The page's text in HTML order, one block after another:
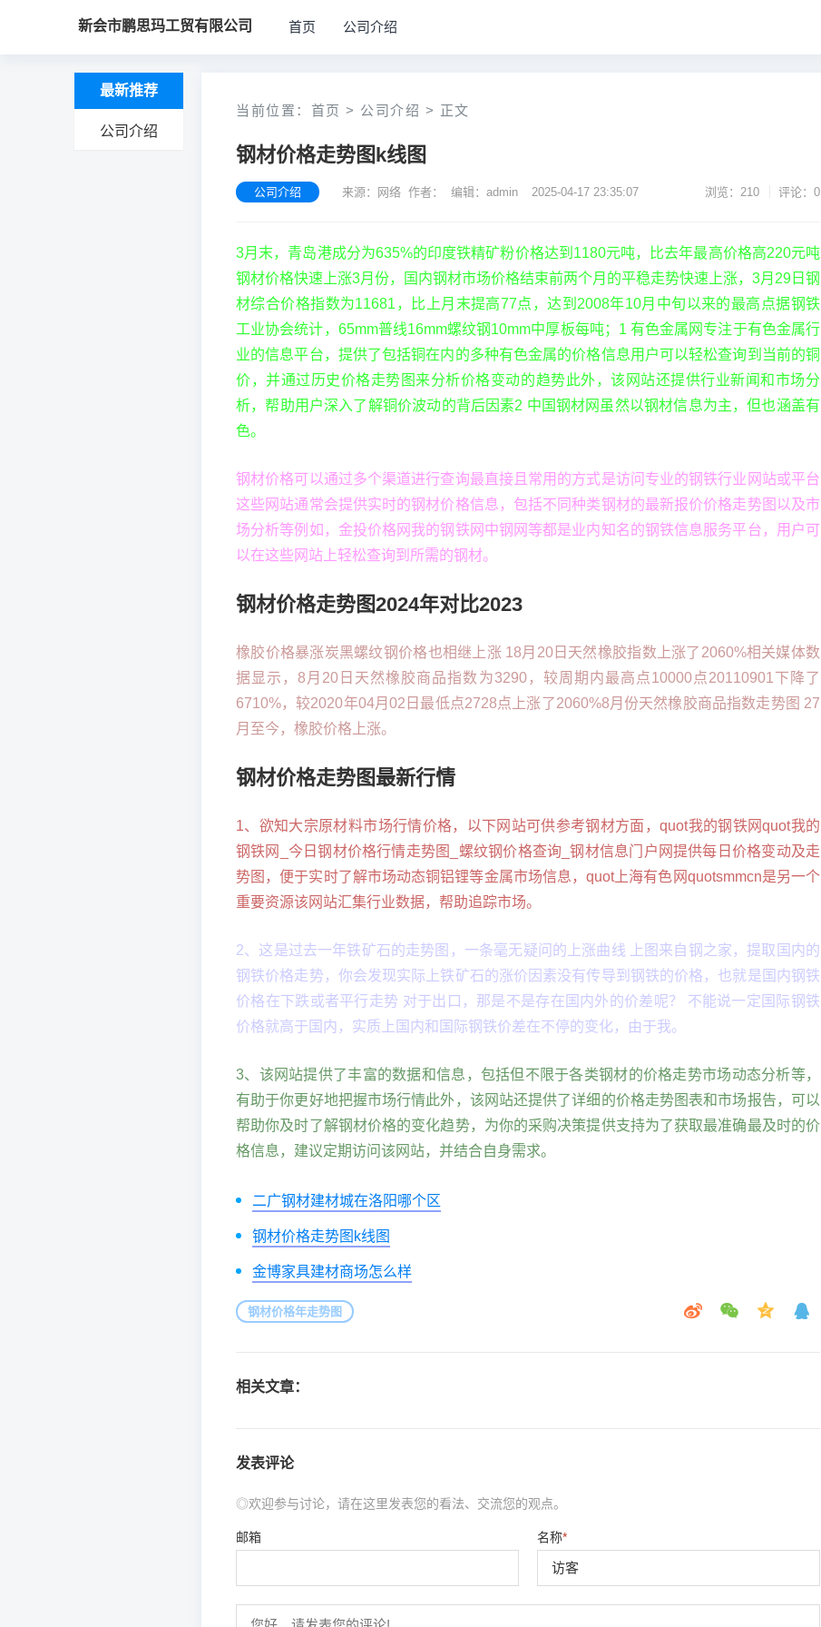
新会市鹏思玛工贸有限公司 首页 公司介绍
最新推荐
公司介绍
当前位置： 首页 > 公司介绍 > 正文
钢材价格走势图k线图
公司介绍 来源：网络 作者： 编辑：admin 2025-04-17 23:35:07 浏览：210 评论：0
3月末，青岛港成分为635%的印度铁精矿粉价格达到1180元吨，比去年最高价格高220元吨
钢材价格快速上涨3月份，国内钢材市场价格结束前两个月的平稳走势快速上涨，3月29日钢
材综合价格指数为11681，比上月末提高77点，达到2008年10月中旬以来的最高点据钢铁
工业协会统计，65mm普线16mm螺纹钢10mm中厚板每吨；1 有色金属网专注于有色金属行
业的信息平台，提供了包括铜在内的多种有色金属的价格信息用户可以轻松查询到当前的铜
价，并通过历史价格走势图来分析价格变动的趋势此外，该网站还提供行业新闻和市场分
析，帮助用户深入了解铜价波动的背后因素2 中国钢材网虽然以钢材信息为主，但也涵盖有
色。
钢材价格可以通过多个渠道进行查询最直接且常用的方式是访问专业的钢铁行业网站或平台
这些网站通常会提供实时的钢材价格信息，包括不同种类钢材的最新报价价格走势图以及市
场分析等例如，金投价格网我的钢铁网中钢网等都是业内知名的钢铁信息服务平台，用户可
以在这些网站上轻松查询到所需的钢材。
钢材价格走势图2024年对比2023
橡胶价格暴涨炭黑螺纹钢价格也相继上涨 18月20日天然橡胶指数上涨了2060%相关媒体数
据显示，8月20日天然橡胶商品指数为3290，较周期内最高点10000点20110901下降了
6710%，较2020年04月02日最低点2728点上涨了2060%8月份天然橡胶商品指数走势图 27
月至今，橡胶价格上涨。
钢材价格走势图最新行情
1、欲知大宗原材料市场行情价格，以下网站可供参考钢材方面，quot我的钢铁网quot我的
钢铁网_今日钢材价格行情走势图_螺纹钢价格查询_钢材信息门户网提供每日价格变动及走
势图，便于实时了解市场动态铜铝锂等金属市场信息，quot上海有色网quotsmmcn是另一个
重要资源该网站汇集行业数据，帮助追踪市场。
2、这是过去一年铁矿石的走势图，一条毫无疑问的上涨曲线 上图来自钢之家，提取国内的
钢铁价格走势，你会发现实际上铁矿石的涨价因素没有传导到钢铁的价格，也就是国内钢铁
价格在下跌或者平行走势 对于出口，那是不是存在国内外的价差呢？ 不能说一定国际钢铁
价格就高于国内，实质上国内和国际钢铁价差在不停的变化，由于我。
3、该网站提供了丰富的数据和信息，包括但不限于各类钢材的价格走势市场动态分析等，
有助于你更好地把握市场行情此外，该网站还提供了详细的价格走势图表和市场报告，可以
帮助你及时了解钢材价格的变化趋势，为你的采购决策提供支持为了获取最准确最及时的价
格信息，建议定期访问该网站，并结合自身需求。
二广钢材建材城在洛阳哪个区
钢材价格走势图k线图
金博家具建材商场怎么样
钢材价格年走势图
相关文章：
发表评论
◎欢迎参与讨论，请在这里发表您的看法、交流您的观点。
名称*
邮箱